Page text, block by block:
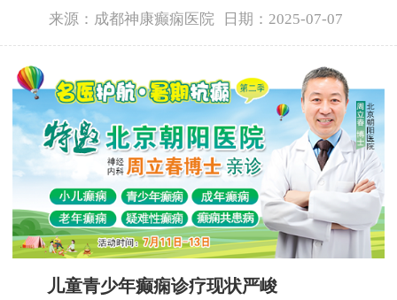
来源：成都神康癫痫医院 日期：2025-07-07
儿童青少年癫痫诊疗现状严峻